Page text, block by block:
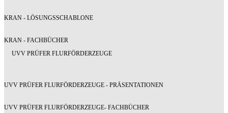
KRAN - LÖSUNGSSCHABLONE
KRAN - FACHBÜCHER
UVV PRÜFER FLURFÖRDERZEUGE
UVV PRÜFER FLURFÖRDERZEUGE - PRÄSENTATIONEN
UVV PRÜFER FLURFÖRDERZEUGE- FACHBÜCHER